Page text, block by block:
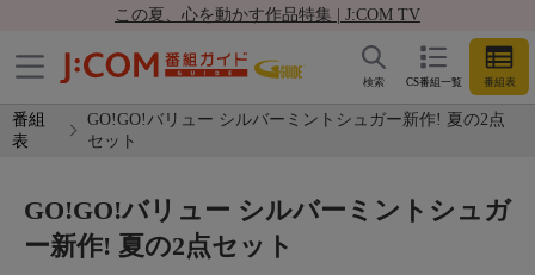
この夏、心を動かす作品特集 | J:COM TV
CS番組一覧 番組表
検索
番組
表
GO!GO!バリュー シルバーミントシュガー新作! 夏の2点
セット
GO!GO!バリュー シルバーミントシュガ
ー新作! 夏の2点セット